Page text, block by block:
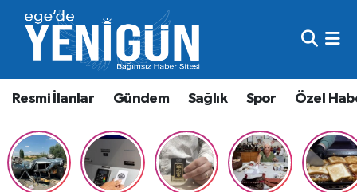
Resmi İlanlar Gündem Sağlık Spor Özel
Resmi İlanlar
Gündem
Sağlık
Spor
Beyoğlu Nöbetçi Eczaneler
Beyoğlu Hava Durumu
Beyoğlu Trafik Yoğunluk Haritası
Süper Lig Puan Durumu ve Fikstür